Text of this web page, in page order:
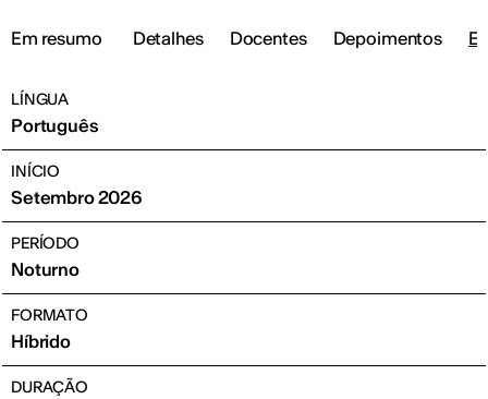
Em resumo Detalhes Docentes Depoimentos
LÍNGUA
Português
INÍCIO
Setembro 2026
PERÍODO
Noturno
FORMATO
Híbrido
DURAÇÃO